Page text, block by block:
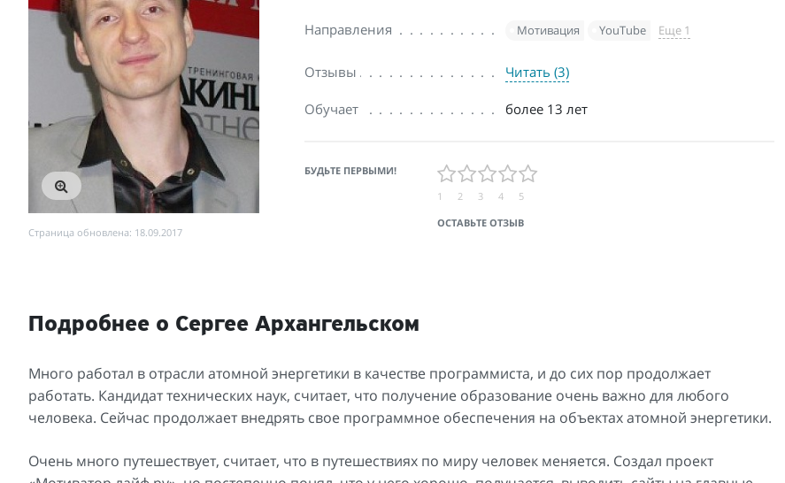
Страница обновлена: 18.09.2017
Направления Мотивация YouTube Еще 1
Отзывы Читать (3)
Обучает более 13 лет
БУДЬТЕ ПЕРВЫМИ!
ОСТАВЬТЕ ОТЗЫВ
1 2 3 4 5
Подробнее о Сергее Архангельском
Много работал в отрасли атомной энергетики в качестве программиста, и до сих пор продолжает
работать. Кандидат технических наук, считает, что получение образование очень важно для любого
человека. Сейчас продолжает внедрять свое программное обеспечения на объектах атомной энергетики.
Очень много путешествует, считает, что в путешествиях по миру человек меняется. Создал проект